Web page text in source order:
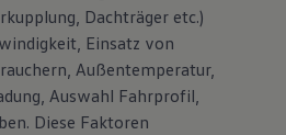
Dachträger etc.)
Einsatz von
Außentemperatur,
Auswahl Fahrprofil,
Diese Faktoren